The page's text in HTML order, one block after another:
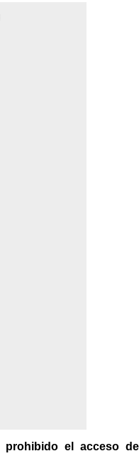
prohibido el acceso de